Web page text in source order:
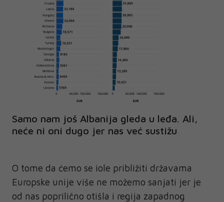
Samo nam još Albanija gleda u leđa. Ali,
neće ni oni dugo jer nas već sustižu
O tome da ćemo se iole približiti državama
Europske unije više ne možemo sanjati jer je
od nas poprilično otišla i regija zapadnog